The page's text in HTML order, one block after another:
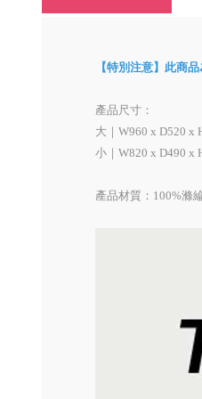
【特別注意】此商
產品尺寸：
大｜W960 x D520 x
小｜W820 x D490 x
產品材質：100%滌